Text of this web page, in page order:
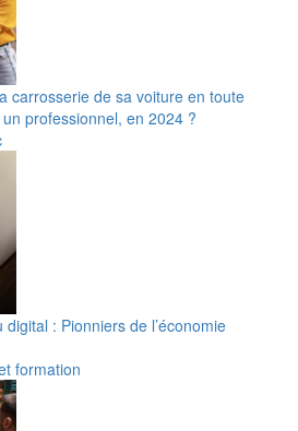
carrosserie de sa voiture en toute
professionnel, en 2024 ?
: Pionniers de l’économie
formation